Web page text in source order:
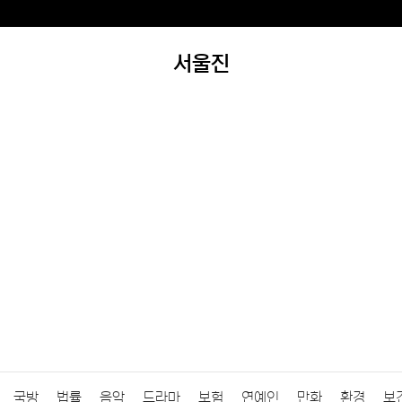
서울진
국방 법률 음악 드라마 보험 연예인 만화 환경 보